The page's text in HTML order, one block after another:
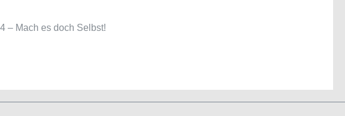
– Mach es doch Selbst!